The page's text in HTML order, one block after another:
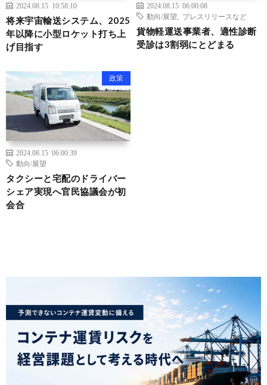
2024.08.15 10:58:10
将来宇宙輸送システム、2025
年以降に小型ロケット打ち上
げ目指す
2024.08.15 06:00:08
動向/展望
プレスリリースなど
貨物軽運送事業者、適性診断
受診は3割弱にとどまる
政策
2024.08.15 06:00:39
動向/展望
タクシーと宅配のドライバー
シェア実現へ官民協議会が初
会合